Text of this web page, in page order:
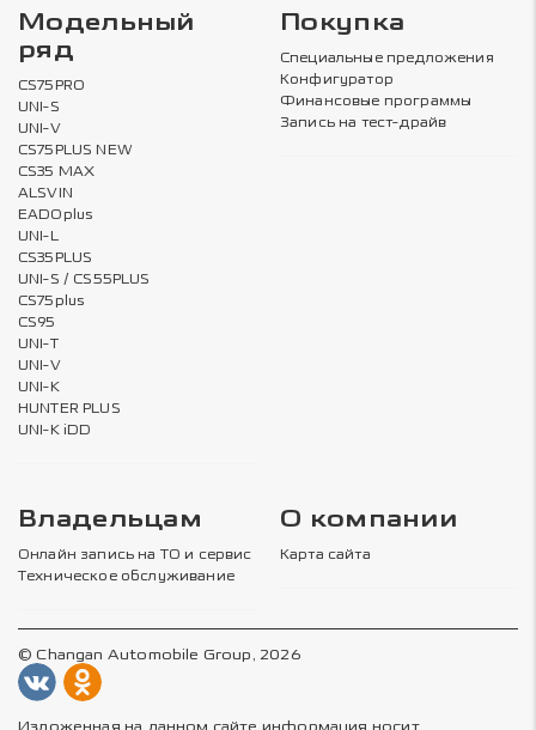
Модельный
ряд
CS75PRO
UNI-S
UNI-V
CS75PLUS NEW
CS35 MAX
ALSVIN
EADOplus
UNI-L
CS35PLUS
UNI-S / CS55PLUS
CS75plus
CS95
UNI-T
UNI-V
UNI-K
HUNTER PLUS
UNI-K iDD
Покупка
Специальные предложения
Конфигуратор
Финансовые программы
Запись на тест-драйв
Владельцам
Онлайн запись на ТО и сервис
Техническое обслуживание
О компании
Карта сайта
© Changan Automobile Group, 2026
Изложенная на данном сайте информация носит